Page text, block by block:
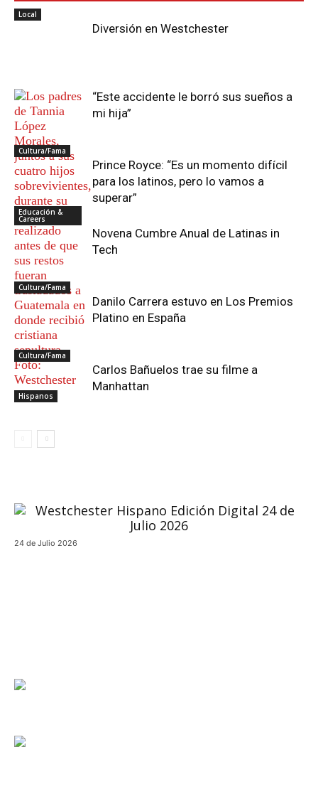
Local
Diversión en Westchester
Hispanos
“Este accidente le borró sus sueños a
mi hija”
Cultura/Fama
Prince Royce: “Es un momento difícil
para los latinos, pero lo vamos a
superar”
Educación &
Careers
Novena Cumbre Anual de Latinas in
Tech
Cultura/Fama
Danilo Carrera estuvo en Los Premios
Platino en España
Cultura/Fama
Carlos Bañuelos trae su filme a
Manhattan
24 de Julio 2026